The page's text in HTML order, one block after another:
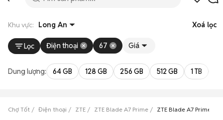
Khu vực: Long An Xoá lọc
Lọc Điện thoại 67 Giá
Dung lượng: 64 GB 128 GB 256 GB 512 GB 1 TB
Chợ Tốt Điện thoại ZTE ZTE Blade A7 Prime ZTE Blade A7 Prime